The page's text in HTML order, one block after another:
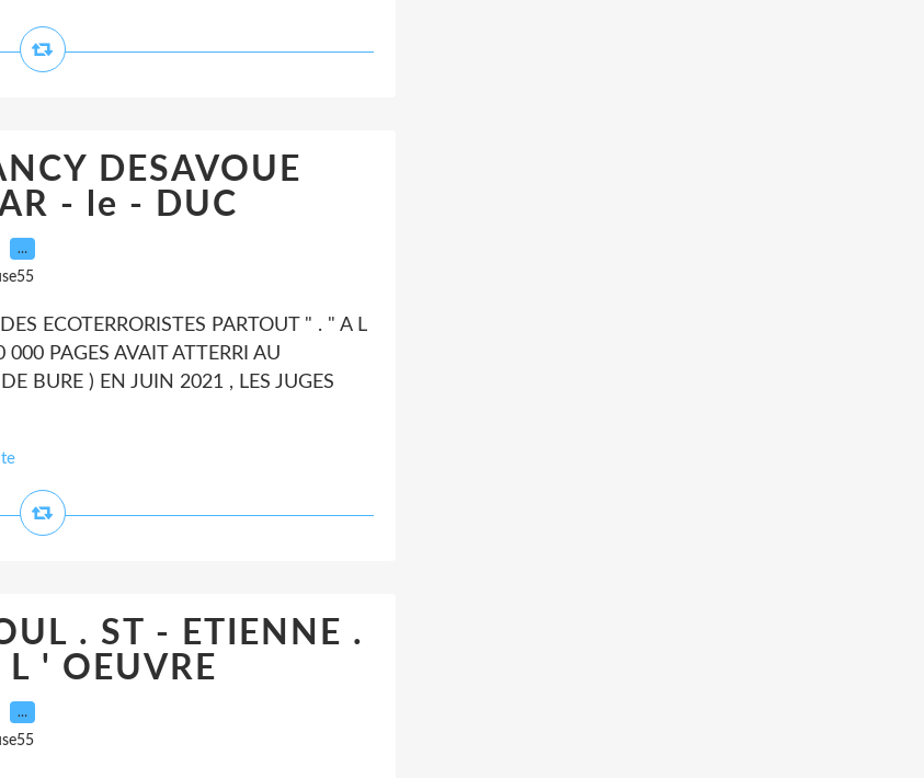
DESAVOUE
- le - DUC
…
ECOTERRORISTES PARTOUT " . " A L
PAGES AVAIT ATTERRI AU
BURE ) EN JUIN 2021 , LES JUGES
. ST - ETIENNE .
L ' OEUVRE
…